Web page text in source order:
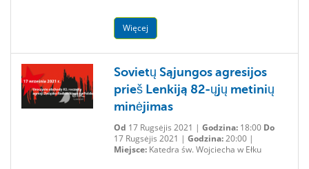
Więcej
Sovietų Sąjungos agresijos
prieš Lenkiją 82-ųjų metinių
minėjimas
Od 17 Rugsėjis 2021 | Godzina:18:00 Do
17 Rugsėjis 2021 | Godzina:20:00 |
Miejsce:Katedra św. Wojciecha w Ełku